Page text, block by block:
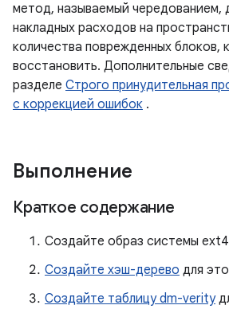
метод, называемый чередованием,
накладных расходов на
количества поврежденных блоков,
восстановить. Дополнительные
разделе Строго принудительная
с коррекцией ошибок .
Выполнение
Краткое содержание
Создайте образ системы
Создайте хэш-дерево для
Создайте таблицу dm-verity